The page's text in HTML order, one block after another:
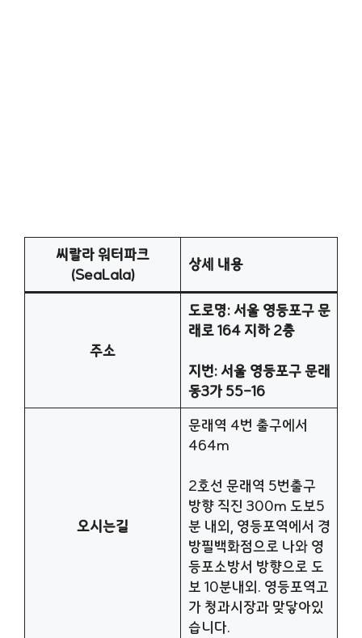
씨랄라 워터파크
(SeaLala)
상세 내용
주소
도로명: 서울 영등포구 문
래로 164 지하 2층
지번: 서울 영등포구 문래
동3가 55-16
오시는길
문래역 4번 출구에서
464m
2호선 문래역 5번출구
방향 직진 300m 도보5
분 내외, 영등포역에서 경
방필백화점으로 나와 영
등포소방서 방향으로 도
보 10분내외. 영등포역고
가 청과시장과 맞닿아있
습니다.